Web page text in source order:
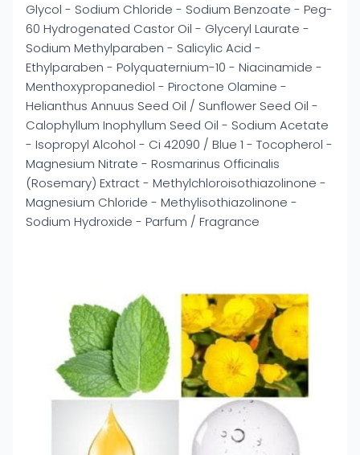
Glycol - Sodium Chloride - Sodium Benzoate - Peg-
60 Hydrogenated Castor Oil - Glyceryl Laurate -
Sodium Methylparaben - Salicylic Acid -
Ethylparaben - Polyquaternium-10 - Niacinamide -
Menthoxypropanediol - Piroctone Olamine -
Helianthus Annuus Seed Oil / Sunflower Seed Oil -
Calophyllum Inophyllum Seed Oil - Sodium Acetate
- Isopropyl Alcohol - Ci 42090 / Blue 1 - Tocopherol -
Magnesium Nitrate - Rosmarinus Officinalis
(Rosemary) Extract - Methylchloroisothiazolinone -
Magnesium Chloride - Methylisothiazolinone -
Sodium Hydroxide - Parfum / Fragrance